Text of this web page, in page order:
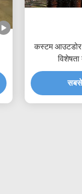
कस्टम आउटडोर
विशेषता
सबसे